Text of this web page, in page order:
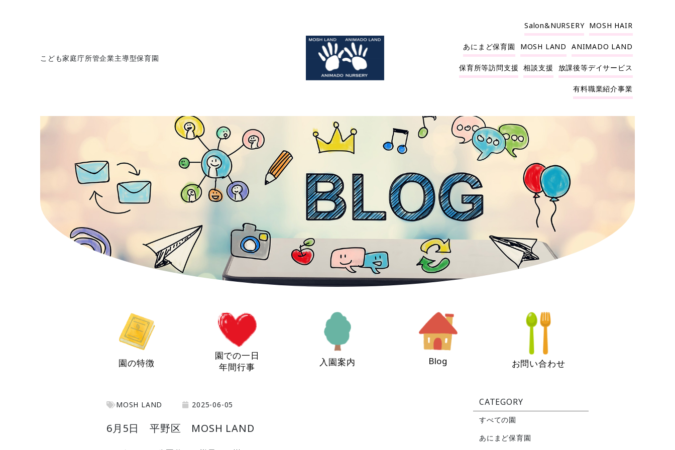
こども家庭庁所管企業主導型保育園
Salon&NURSERY MOSH HAIR
あにまど保育園 MOSH LAND ANIMADO LAND
保育所等訪問支援 相談支援 放課後等デイサービス
有料職業紹介事業
園の特徴
園での一日
年間行事
入園案内 Blog お問い合わせ
MOSH LAND 2025-06-05
6月5日 平野区 MOSH LAND
CATEGORY
すべての園
あにまど保育園